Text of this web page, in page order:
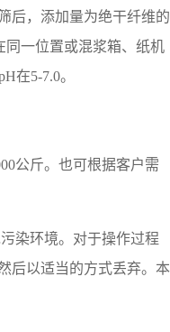
后，添加量为绝干纤维的
同一位置或混浆箱、纸机
在5-7.0。
公斤。也可根据客户需
染环境。对于操作过程
后以适当的方式丢弃。本